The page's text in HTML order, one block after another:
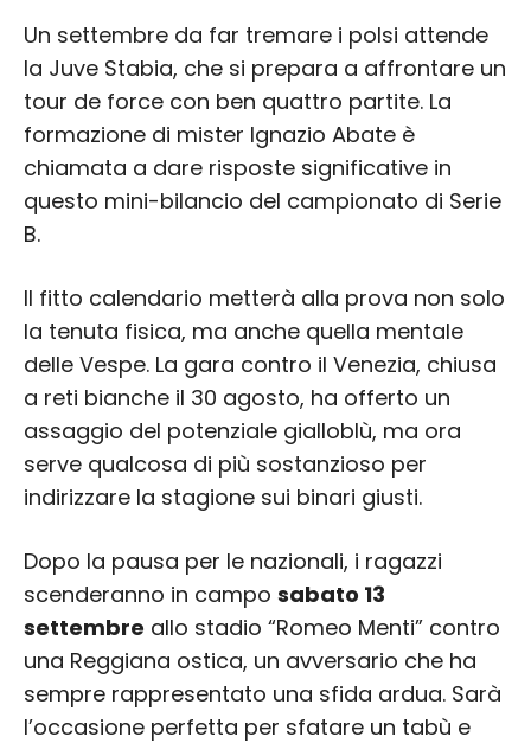
Un settembre da far tremare i polsi attende
la Juve Stabia, che si prepara a affrontare un
tour de force con ben quattro partite. La
formazione di mister Ignazio Abate è
chiamata a dare risposte significative in
questo mini-bilancio del campionato di Serie
B.
Il fitto calendario metterà alla prova non solo
la tenuta fisica, ma anche quella mentale
delle Vespe. La gara contro il Venezia, chiusa
a reti bianche il 30 agosto, ha offerto un
assaggio del potenziale gialloblù, ma ora
serve qualcosa di più sostanzioso per
indirizzare la stagione sui binari giusti.
Dopo la pausa per le nazionali, i ragazzi
scenderanno in campo sabato 13
settembre allo stadio “Romeo Menti” contro
una Reggiana ostica, un avversario che ha
sempre rappresentato una sfida ardua. Sarà
l’occasione perfetta per sfatare un tabù e